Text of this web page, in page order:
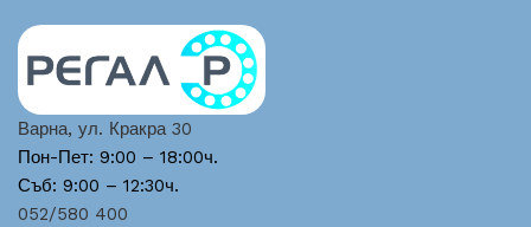
Варна, ул. Кракра 30
Пон-Пет: 9:00 – 18:00ч.
Съб: 9:00 – 12:30ч.
052/580 400